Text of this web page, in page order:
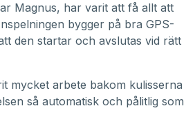
Magnus, har varit att få allt att
bygger på bra GPS-
den startar och avslutas vid rätt
mycket arbete bakom kulisserna
så automatisk och pålitlig som